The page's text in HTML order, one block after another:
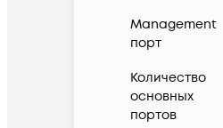
Management
порт
Количество
основных
портов